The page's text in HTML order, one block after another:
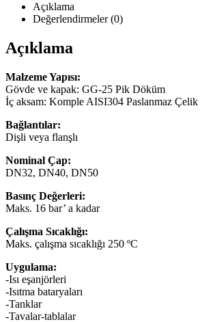
Açıklama
Değerlendirmeler (0)
Açıklama
Malzeme Yapısı:
Gövde ve kapak: GG-25 Pik Döküm
İç aksam: Komple AISI304 Paslanmaz Çelik
Bağlantılar:
Dişli veya flanşlı
Nominal Çap:
DN32, DN40, DN50
Basınç Değerleri:
Maks. 16 bar’ a kadar
Çalışma Sıcaklığı:
Maks. çalışma sıcaklığı 250 ºC
Uygulama:
-Isı eşanjörleri
-Isıtma bataryaları
-Tanklar
-Tavalar-tablalar